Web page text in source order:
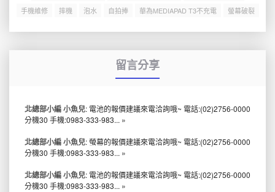
手機維修
摔機 泡水 自拍捧 華為MEDIAPAD T3不充電 螢幕破裂
留言分享
北總部小編 小魚兒: 電池的報價建議來電洽詢哦~ 電話:(02)2756-0000
分機30 手機:0983-333-983... »
北總部小編 小魚兒: 螢幕的報價建議來電洽詢哦~ 電話:(02)2756-0000
分機30 手機:0983-333-983... »
北總部小編 小魚兒: 電池的報價建議來電洽詢哦~ 電話:(02)2756-0000
分機30 手機:0983-333-983... »